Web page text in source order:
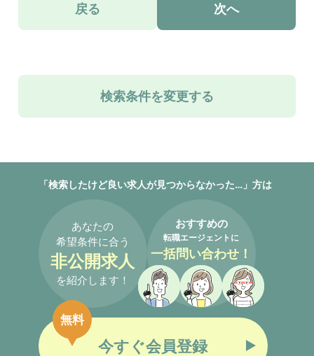
戻る 次へ
検索条件を変更する
「検索したけど良い求人が見つからなかった…」方は
あなたの
希望条件に合う
非公開求人
を紹介します！
おすすめの
転職エージェントに
一括問い合わせ！
今すぐ会員登録
無料